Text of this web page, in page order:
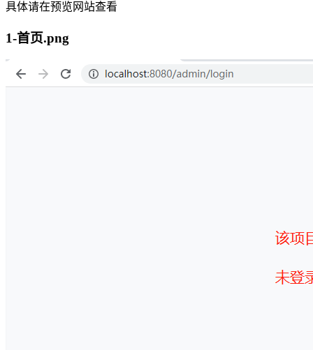
具体请在预览网站查看
1-首页.png